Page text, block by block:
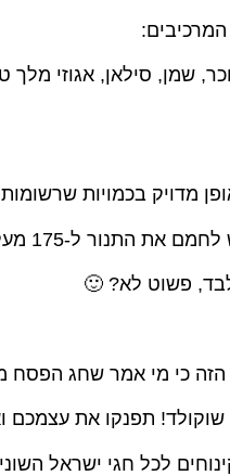
מדויק בכמויות
התנור ל-175 מעלות.
כי מי אמר שחג הפסח
תפנקו את עצמכם
לכל חגי ישראל